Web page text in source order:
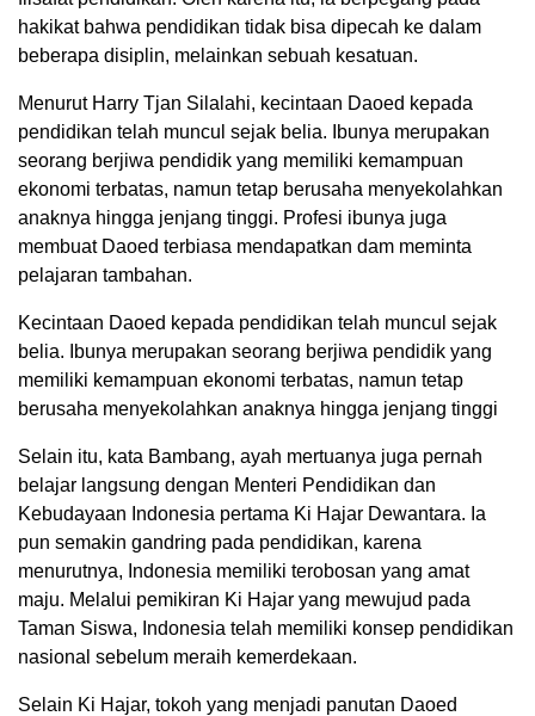
hakikat bahwa pendidikan tidak bisa dipecah ke dalam
beberapa disiplin, melainkan sebuah kesatuan.
Menurut Harry Tjan Silalahi, kecintaan Daoed kepada
pendidikan telah muncul sejak belia. Ibunya merupakan
seorang berjiwa pendidik yang memiliki kemampuan
ekonomi terbatas, namun tetap berusaha menyekolahkan
anaknya hingga jenjang tinggi. Profesi ibunya juga
membuat Daoed terbiasa mendapatkan dam meminta
pelajaran tambahan.
Kecintaan Daoed kepada pendidikan telah muncul sejak
belia. Ibunya merupakan seorang berjiwa pendidik yang
memiliki kemampuan ekonomi terbatas, namun tetap
berusaha menyekolahkan anaknya hingga jenjang tinggi
Selain itu, kata Bambang, ayah mertuanya juga pernah
belajar langsung dengan Menteri Pendidikan dan
Kebudayaan Indonesia pertama Ki Hajar Dewantara. Ia
pun semakin gandring pada pendidikan, karena
menurutnya, Indonesia memiliki terobosan yang amat
maju. Melalui pemikiran Ki Hajar yang mewujud pada
Taman Siswa, Indonesia telah memiliki konsep pendidikan
nasional sebelum meraih kemerdekaan.
Selain Ki Hajar, tokoh yang menjadi panutan Daoed